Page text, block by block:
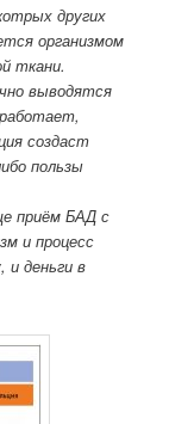
других
организмом
ткани.
выводятся
создаст
пользы
приём БАД с
и процесс
и деньги в